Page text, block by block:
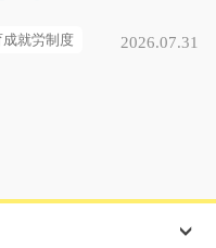
ト/i01_00365
成就労制度 2026.07.31